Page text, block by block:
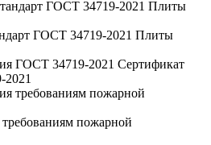
ГОСТ 34719-2021 Плиты
Сертификат
2021
требованиям пожарной